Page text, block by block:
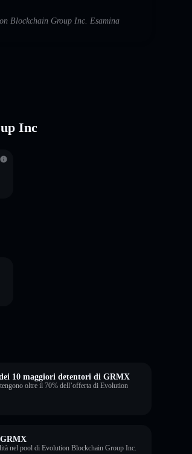
Blockchain Group Inc. Esamina
Inc
10 maggiori detentori di GRMX
oltre il 70% dell’offerta di Evolution
nel pool di Evolution Blockchain Group Inc.